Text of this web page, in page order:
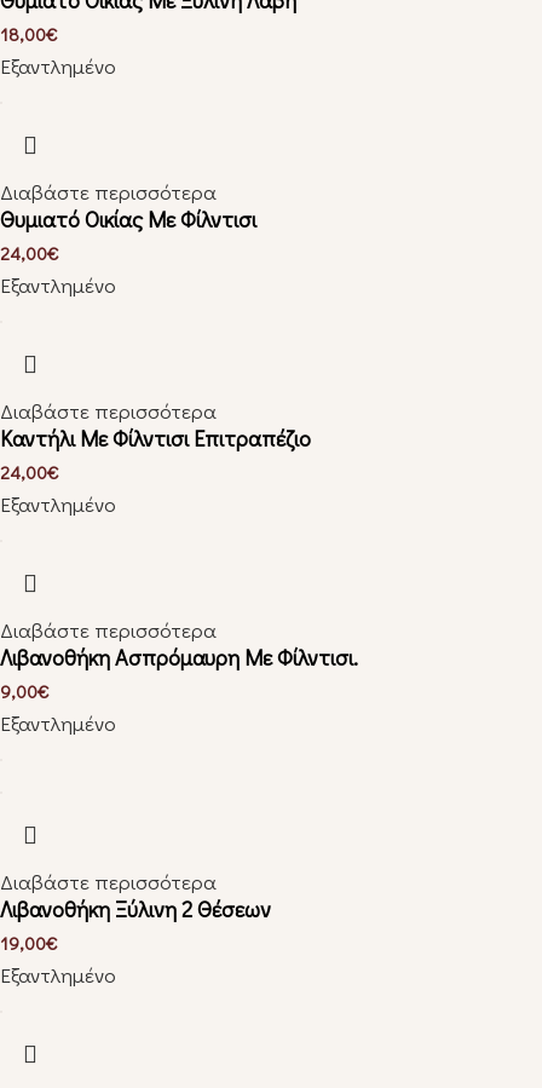
18,00€
Εξαντλημένο
Διαβάστε περισσότερα
Θυμιατό Οικίας Με Φίλντισι
24,00€
Εξαντλημένο
Διαβάστε περισσότερα
Καντήλι Με Φίλντισι Επιτραπέζιο
24,00€
Εξαντλημένο
Διαβάστε περισσότερα
Λιβανοθήκη Ασπρόμαυρη Με Φίλντισι.
9,00€
Εξαντλημένο
Διαβάστε περισσότερα
Λιβανοθήκη Ξύλινη 2 Θέσεων
19,00€
Εξαντλημένο